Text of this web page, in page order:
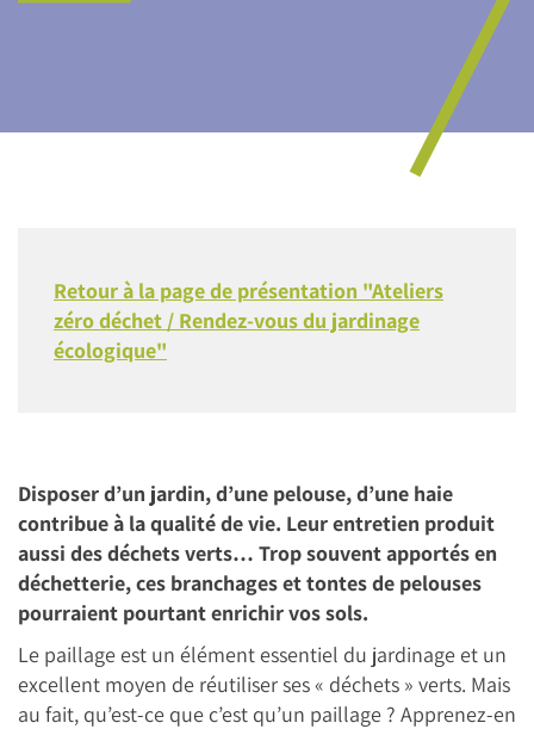
Retour à la page de présentation "Ateliers
zéro déchet / Rendez-vous du jardinage
écologique"
Disposer d’un jardin, d’une pelouse, d’une haie
contribue à la qualité de vie. Leur entretien produit
aussi des déchets verts… Trop souvent apportés en
déchetterie, ces branchages et tontes de pelouses
pourraient pourtant enrichir vos sols.
Le paillage est un élément essentiel du jardinage et un
excellent moyen de réutiliser ses « déchets » verts. Mais
au fait, qu’est-ce que c’est qu’un paillage ? Apprenez-en